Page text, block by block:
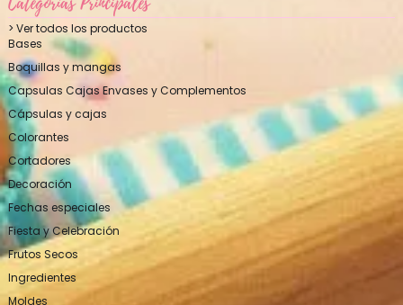
> Ver todos los productos
Bases
Boquillas y mangas
Capsulas Cajas Envases y Complementos
Cápsulas y cajas
Colorantes
Cortadores
Decoración
Fechas especiales
Fiesta y Celebración
Frutos Secos
Ingredientes
Moldes